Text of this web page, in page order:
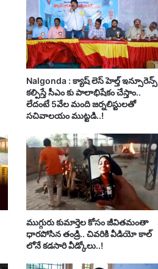
Nalgonda : క్యాష్ లెస్ హెల్త్ ఇన్సూరెన్స్
కల్పిస్తే సీఎం కు పాలాభిషేకం చేస్తాం..
లేదంటే 5వేల మంది జర్నలిస్టులతో
సచివాలయం ముట్టడి..!
ముగ్గురు కుమార్తెల కోసం జీవితమంతా
ధారపోసిన తండ్రి.. చివరికి వీడియో కాల్
లోనే కడసారి వీడ్కోలు..!